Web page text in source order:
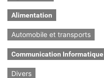
Alimentation
Automobile et transports
Communication Informatique
Divers